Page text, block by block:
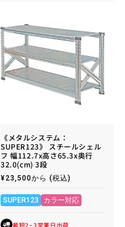
《メタルシステム：
SUPER123》 スチールシェル
フ 幅112.7x高さ65.3x奥行
32.0(cm) 3段
通
価
格
¥23,500から (税込)
SUPER123 カラー対応
最短2~3営業日出荷